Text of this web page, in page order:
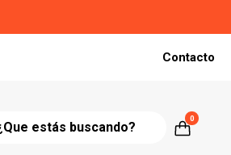
Contacto
0